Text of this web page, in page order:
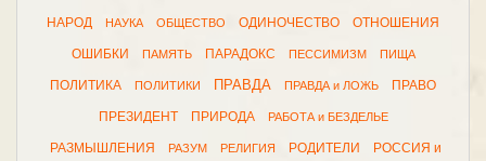
НАРОД НАУКА ОБЩЕСТВО ОДИНОЧЕСТВО ОТНОШЕНИЯ
ОШИБКИ ПАМЯТЬ ПАРАДОКС ПЕССИМИЗМ ПИЩА
ПОЛИТИКА ПОЛИТИКИ ПРАВДА ПРАВДА и ЛОЖЬ ПРАВО
ПРЕЗИДЕНТ ПРИРОДА РАБОТА и БЕЗДЕЛЬЕ
РАЗМЫШЛЕНИЯ РАЗУМ РЕЛИГИЯ РОДИТЕЛИ РОССИЯ и